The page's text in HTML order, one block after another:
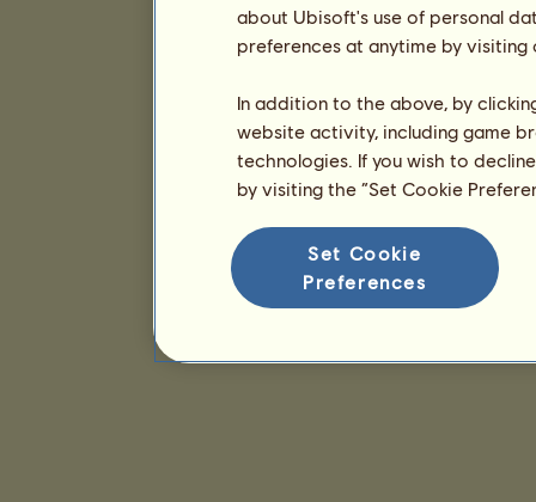
about Ubisoft's use of personal
preferences at anytime by
In addition to the above, by
website activity, including game
technologies. If you wish to
by visiting the “Set Cookie
Set Cookie
Preferences